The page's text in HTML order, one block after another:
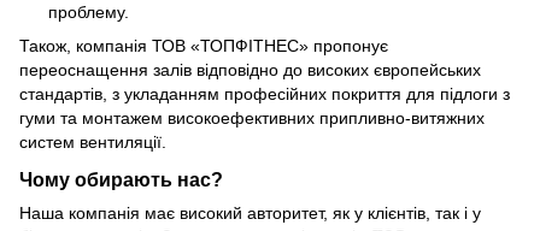
проблему.
Також, компанія ТОВ «ТОПФІТНЕС» пропонує
переоснащення залів відповідно до високих європейських
стандартів, з укладанням професійних покриття для підлоги з
гуми та монтажем високоефективних припливно-витяжних
систем вентиляції.
Чому обирають нас?
Наша компанія має високий авторитет, як у клієнтів, так і у